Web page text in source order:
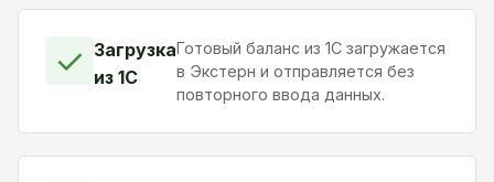
✓ Загрузка
из 1С
Готовый баланс из 1С загружается
в Экстерн и отправляется без
повторного ввода данных.